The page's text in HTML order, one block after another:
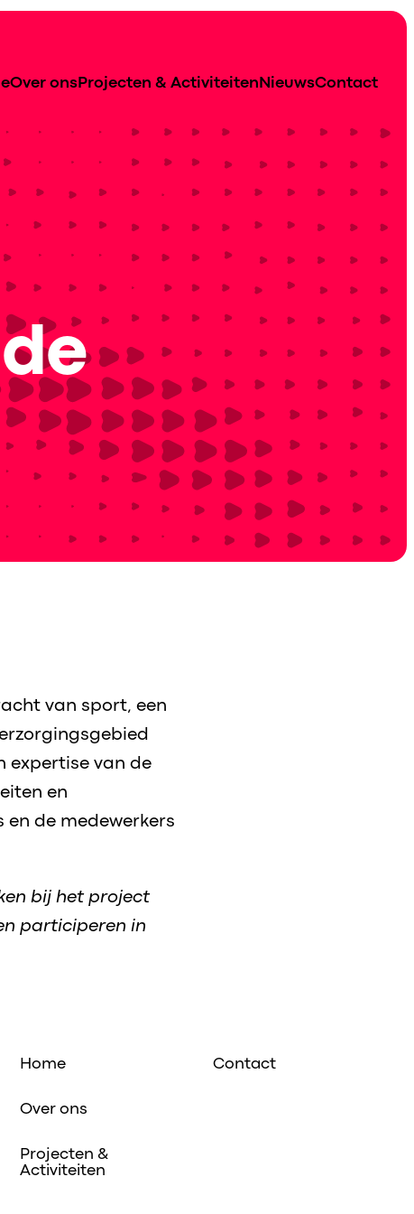
Over ons Projecten & Activiteiten NieuwsContact
van sport, een
expertise van de
en
de medewerkers
bij het project
participeren in
Home
Over ons
Projecten &
Activiteiten
Contact